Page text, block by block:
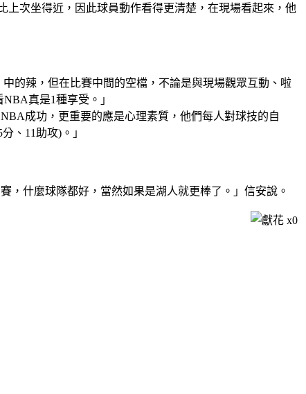
次坐得近，因此球員動作看得更清楚，在現場看起來，他
的辣，但在比賽中間的空檔，不論是與現場觀眾互動、啦
真是1種享受。」
成功，更重要的應是心理素質，他們每人對球技的自
、11助攻)。」
，什麼球隊都好，當然如果是湖人就更棒了。」信安說。
x0